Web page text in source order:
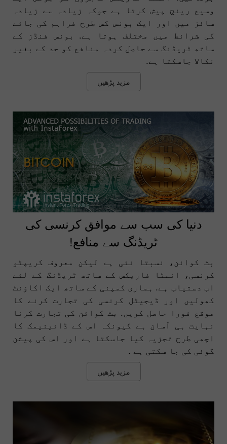
وسیع رینج پیش کرتا ہے جوکہ زیادہ سے زیادہ
سائز میں اور ایک بونس کس طرح فراہم کی جائے
کی شرائط میں مختلف ہوتا ہے. بونس فنڈز کے
ساتھ ٹریڈنگ سے حاصل کردہ منافع کو حد کے بغیر
نکالا جاسکتا ہے.
مزید پڑھیں
دنیا کی سب سے موافق کرنسی کی
ٹریڈنگ سے منافع!
بٹ کوائن، نسبتا نئی ہے لیکن معروف کریپٹو
کرنسی، انسٹا فاریکس کے ساتھ ٹریڈنگ کے لئے
اب دستیاب ہے. ہماری کمپنی کے ساتھ ایک اکاؤنٹ
کھولیں اور ڈیجیٹل کرنسی کی تجارت کرنے کا
موقع فورا حاصل کریں. بٹ کوائن کی تجارت کرنا
نہایت ہی آسان ہے کیونکہ اس کے ڈائینیمک کا
اچھی طرح تجزیہ کیا جاسکتا ہے اور اس کی پیشن
گوئی کی جا سکتی ہے .
مزید پڑھیں